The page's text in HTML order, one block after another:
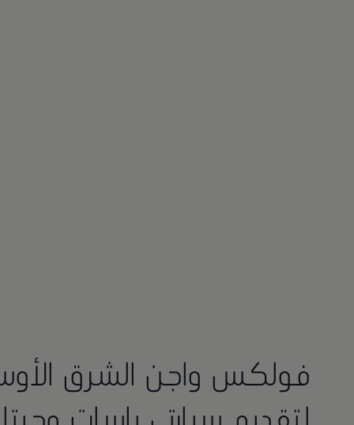
فولكس واجن الشرق
لتقديم سيارتي باسات